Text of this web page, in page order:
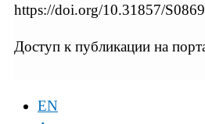
https://doi.org/10.31857/
Доступ к публикации на
EN